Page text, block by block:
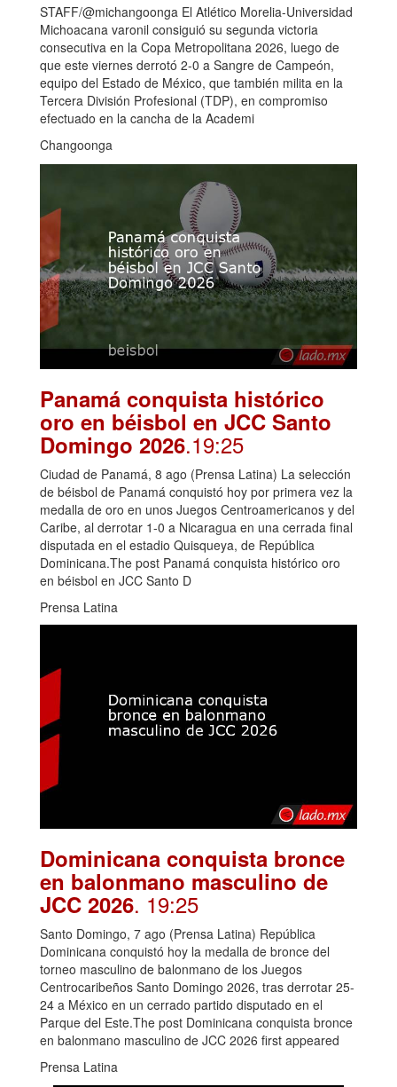
STAFF/@michangoonga El Atlético Morelia-Universidad
Michoacana varonil consiguió su segunda victoria
consecutiva en la Copa Metropolitana 2026, luego de
que este viernes derrotó 2-0 a Sangre de Campeón,
equipo del Estado de México, que también milita en la
Tercera División Profesional (TDP), en compromiso
efectuado en la cancha de la Academi
Changoonga
Panamá conquista histórico
oro en béisbol en JCC Santo
Domingo 2026.19:25
Ciudad de Panamá, 8 ago (Prensa Latina) La selección
de béisbol de Panamá conquistó hoy por primera vez la
medalla de oro en unos Juegos Centroamericanos y del
Caribe, al derrotar 1-0 a Nicaragua en una cerrada final
disputada en el estadio Quisqueya, de República
Dominicana.The post Panamá conquista histórico oro
en béisbol en JCC Santo D
Prensa Latina
Dominicana conquista bronce
en balonmano masculino de
JCC 2026. 19:25
Santo Domingo, 7 ago (Prensa Latina) República
Dominicana conquistó hoy la medalla de bronce del
torneo masculino de balonmano de los Juegos
Centrocaribeños Santo Domingo 2026, tras derrotar 25-
24 a México en un cerrado partido disputado en el
Parque del Este.The post Dominicana conquista bronce
en balonmano masculino de JCC 2026 first appeared
Prensa Latina